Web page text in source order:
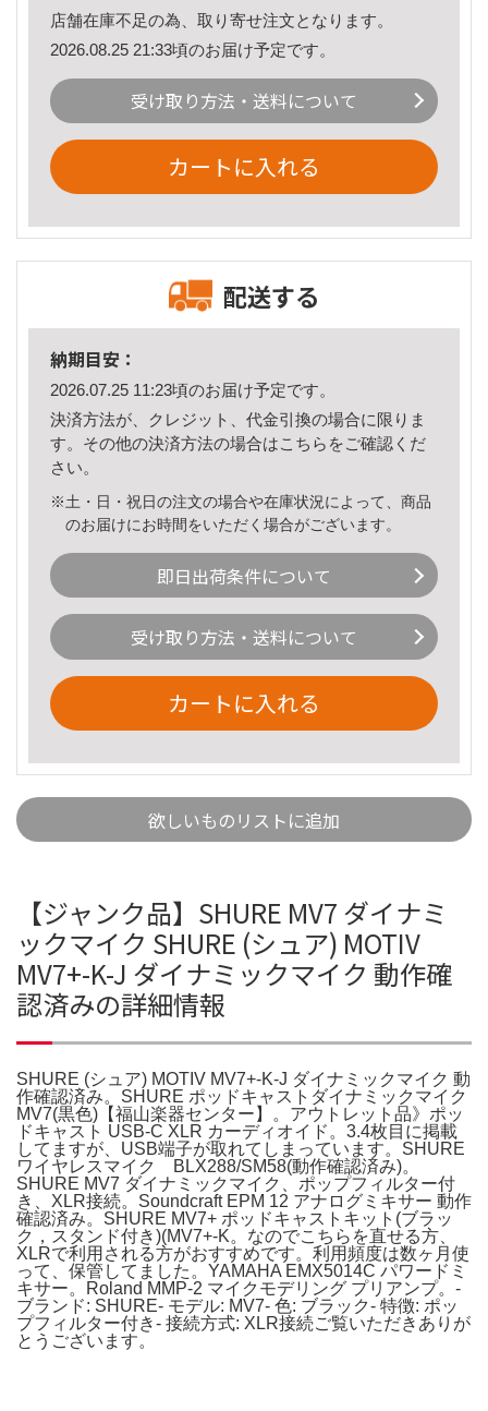
店舗在庫不足の為、取り寄せ注文となります。
2026.08.25 21:33頃のお届け予定です。
受け取り方法・送料について
カートに入れる
配送する
納期目安：
2026.07.25 11:23頃のお届け予定です。
決済方法が、クレジット、代金引換の場合に限りま
す。その他の決済方法の場合はこちら をご確認くだ
さい。
※土・日・祝日の注文の場合や在庫状況によって、商品
のお届けにお時間をいただく場合がございます。
即日出荷条件について
受け取り方法・送料について
カートに入れる
欲しいものリストに追加
【ジャンク品】SHURE MV7 ダイナミ
ックマイク SHURE (シュア) MOTIV
MV7+-K-J ダイナミックマイク 動作確
認済みの詳細情報
SHURE (シュア) MOTIV MV7+-K-J ダイナミックマイク 動
作確認済み。SHURE ポッドキャストダイナミックマイク
MV7(黒色)【福山楽器センター】。アウトレット品》ポッ
ドキャスト USB-C XLR カーディオイド。3.4枚目に掲載
してますが、USB端子が取れてしまっています。SHURE
ワイヤレスマイク BLX288/SM58(動作確認済み)。
SHURE MV7 ダイナミックマイク、ポップフィルター付
き、XLR接続。Soundcraft EPM 12 アナログミキサー 動作
確認済み。SHURE MV7+ ポッドキャストキット(ブラッ
ク，スタンド付き)(MV7+-K。なのでこちらを直せる方、
XLRで利用される方がおすすめです。利用頻度は数ヶ月使
って、保管してました。YAMAHA EMX5014C パワードミ
キサー。Roland MMP-2 マイクモデリング プリアンプ。-
ブランド: SHURE- モデル: MV7- 色: ブラック- 特徴: ポッ
プフィルター付き- 接続方式: XLR接続ご覧いただきありが
とうございます。